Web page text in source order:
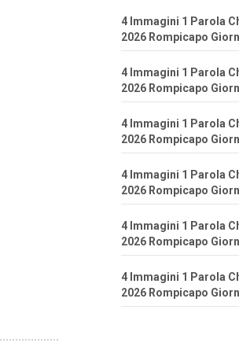
4 Immagini 1 Parola
2026 Rompicapo
4 Immagini 1 Parola
2026 Rompicapo
4 Immagini 1 Parola
2026 Rompicapo
4 Immagini 1 Parola
2026 Rompicapo
4 Immagini 1 Parola
2026 Rompicapo
4 Immagini 1 Parola
2026 Rompicapo